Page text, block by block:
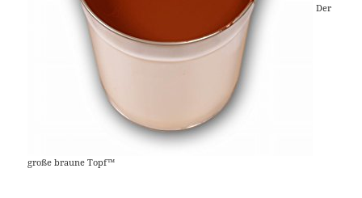
Der
große braune Topf™